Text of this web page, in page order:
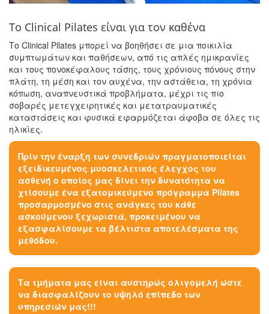
Το Clinical Pilates είναι για τον καθένα
Το Clinical Pilates μπορεί να βοηθήσει σε μια ποικιλία
συμπτωμάτων και παθήσεων, από τις απλές ημικρανίες
και τους πονοκέφαλους τάσης, τους χρόνιους πόνους στην
πλάτη, τη μέση και τον αυχένα, την αστάθεια, τη χρόνια
κόπωση, αναπνευστικά προβλήματα, μέχρι τις πιο
σοβαρές μετεγχειρητικές και μετατραυματικές
καταστάσεις και φυσικά εφαρμόζεται άφοβα σε όλες τις
ηλικίες.
Πρίν την έναρξη των συνεδριών πραγματοποιείται
εξειδικευμένος μυοσκελετικός έλεγχος του
ασθενή ο οποίος μας δίνει την δυνατότητα να
χτίσουμε ένα εξατομικεύμενο πρόγραμμα Pilates
προσαρμοσμένο στις ανάγκες του κάθε
ασκούμενου ξεχωριστά, προκειμένου να
εξασφαλίσουμε τα βέλτιστα αποτελέσματα της
μεθόδου.
Τα τμήματα μας είναι αυστηρώς ολιγομελή ώστε
να διασφαλίζουν το υψηλό επίπεδο των
υπηρεσιών μας!!!